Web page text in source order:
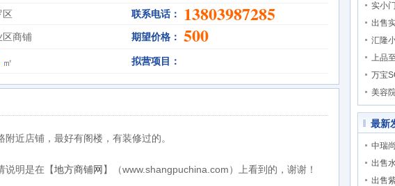
区 联系电话： 13803987285
区商铺 期望价格： 500
㎡ 拟营项目：
附近店铺，最好有阁楼，有装修过的。
说明是在【地方商铺网 】（www.shangpuchina.com）上看到的，谢谢！
实小
出售
汇隆
上品
万宝
美容
最新
中瑞
出售
出售